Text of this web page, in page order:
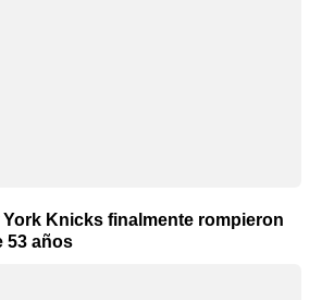
Knicks finalmente rompieron
53 años